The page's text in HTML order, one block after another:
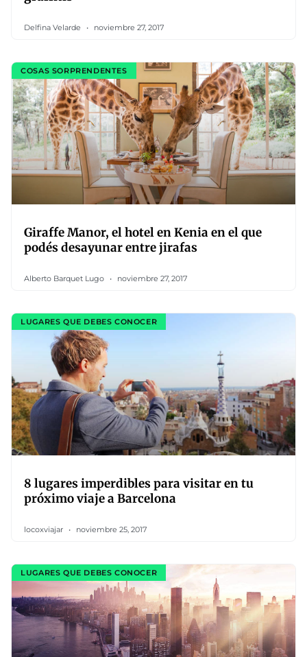
Delfina Velarde noviembre 27, 2017
COSAS SORPRENDENTES
Giraffe Manor, el hotel en Kenia en el que
podés desayunar entre jirafas
Alberto Barquet Lugo noviembre 27, 2017
LUGARES QUE DEBES CONOCER
8 lugares imperdibles para visitar en tu
próximo viaje a Barcelona
locoxviajar noviembre 25, 2017
LUGARES QUE DEBES CONOCER